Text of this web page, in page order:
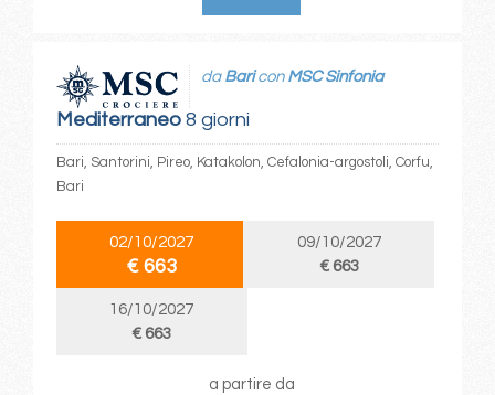
Mediterraneo8 giorni
da Baricon MSC Sinfonia
Bari, Santorini, Pireo, Katakolon, Cefalonia-argostoli, Corfu,
Bari
02/10/2027
€ 663
09/10/2027
€ 663
16/10/2027
€ 663
a partire da